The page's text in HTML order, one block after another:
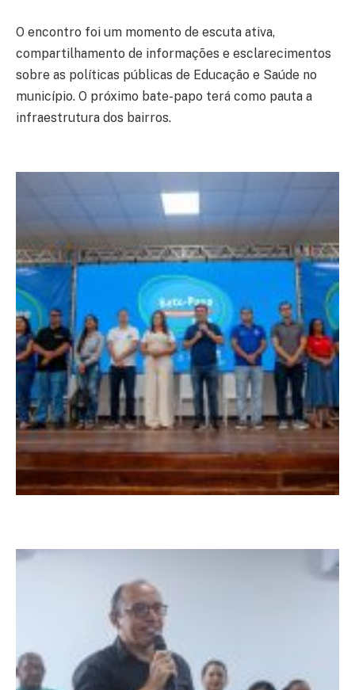
O encontro foi um momento de escuta ativa,
compartilhamento de informações e esclarecimentos
sobre as políticas públicas de Educação e Saúde no
município. O próximo bate-papo terá como pauta a
infraestrutura dos bairros.